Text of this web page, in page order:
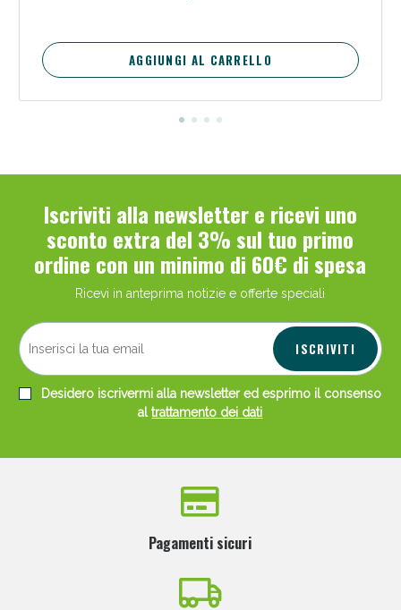
AGGIUNGI AL CARRELLO
Iscriviti alla newsletter e ricevi uno
sconto extra del 3% sul tuo primo
ordine con un minimo di 60€ di spesa
Ricevi in anteprima notizie e offerte speciali
ISCRIVITI
Desidero iscrivermi alla newsletter ed esprimo il consenso
altrattamento dei dati
Pagamenti sicuri